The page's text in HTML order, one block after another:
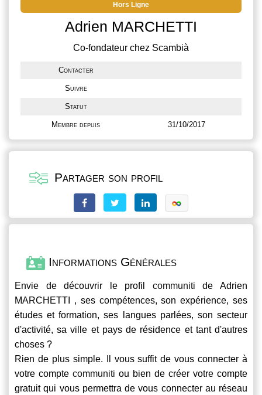
Hors Ligne
Adrien MARCHETTI
Co-fondateur chez Scambià
Contacter
Suivre
Statut
Membre depuis 31/10/2017
Partager son profil
Informations Générales
Envie de découvrir le profil communiti de Adrien
MARCHETTI , ses compétences, son expérience, ses
études et formation, ses langues parlées, son secteur
d'activité, sa ville et pays de résidence et tant d'autres
choses ?
Rien de plus simple. Il vous suffit de vous connecter à
votre compte communiti ou bien de créer votre compte
gratuit qui vous permettra de vous connecter au réseau